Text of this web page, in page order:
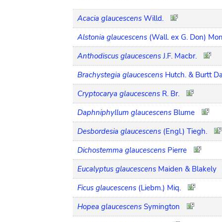
Acacia glaucescens Willd.
Alstonia glaucescens (Wall. ex G. Don)
Anthodiscus glaucescens J.F. Macbr.
Brachystegia glaucescens Hutch. & Burtt
Cryptocarya glaucescens R. Br.
Daphniphyllum glaucescens Blume
Desbordesia glaucescens (Engl.) Tiegh.
Dichostemma glaucescens Pierre
Eucalyptus glaucescens Maiden & Blakely
Ficus glaucescens (Liebm.) Miq.
Hopea glaucescens Symington